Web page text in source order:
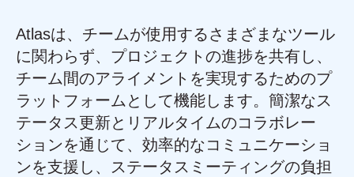
Atlasは、チームが使用するさまざまなツール
に関わらず、プロジェクトの進捗を共有し、
チーム間のアライメントを実現するためのプ
ラットフォームとして機能します。簡潔なス
テータス更新とリアルタイムのコラボレー
ションを通じて、効率的なコミュニケーショ
ンを支援し、ステータスミーティングの負担